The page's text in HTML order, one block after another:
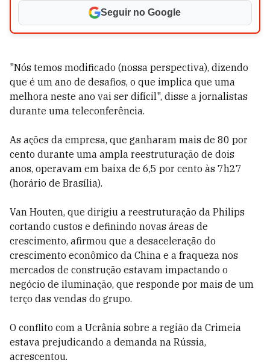
Seguir no Google
"Nós temos modificado (nossa perspectiva), dizendo
que é um ano de desafios, o que implica que uma
melhora neste ano vai ser difícil", disse a jornalistas
durante uma teleconferência.
As ações da empresa, que ganharam mais de 80 por
cento durante uma ampla reestruturação de dois
anos, operavam em baixa de 6,5 por cento às 7h27
(horário de Brasília).
Van Houten, que dirigiu a reestruturação da Philips
cortando custos e definindo novas áreas de
crescimento, afirmou que a desaceleração do
crescimento econômico da China e a fraqueza nos
mercados de construção estavam impactando o
negócio de iluminação, que responde por mais de um
terço das vendas do grupo.
O conflito com a Ucrânia sobre a região da Crimeia
estava prejudicando a demanda na Rússia,
acrescentou.